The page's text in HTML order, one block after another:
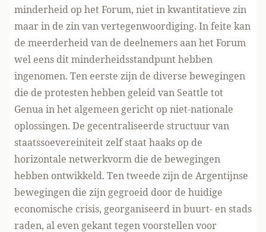
minderheid op het Forum, niet in kwantitatieve zin
maar in de zin van vertegenwoordiging. In feite kan
de meerderheid van de deelnemers aan het Forum
wel eens dit minderheidsstandpunt hebben
ingenomen. Ten eerste zijn de diverse bewegingen
die de protesten hebben geleid van Seattle tot
Genua in het algemeen gericht op niet-nationale
oplossingen. De gecentraliseerde structuur van
staatssoevereiniteit zelf staat haaks op de
horizontale netwerkvorm die de bewegingen
hebben ontwikkeld. Ten tweede zijn de Argentijnse
bewegingen die zijn gegroeid door de huidige
economische crisis, georganiseerd in buurt- en stads
raden, al even gekant tegen voorstellen voor